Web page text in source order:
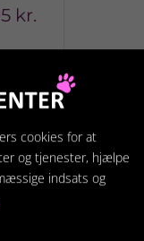
kr.
cookies for at
og tjenester, hjælpe
indsats og